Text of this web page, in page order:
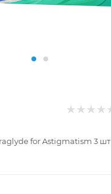
for Astigmatism 3 шт